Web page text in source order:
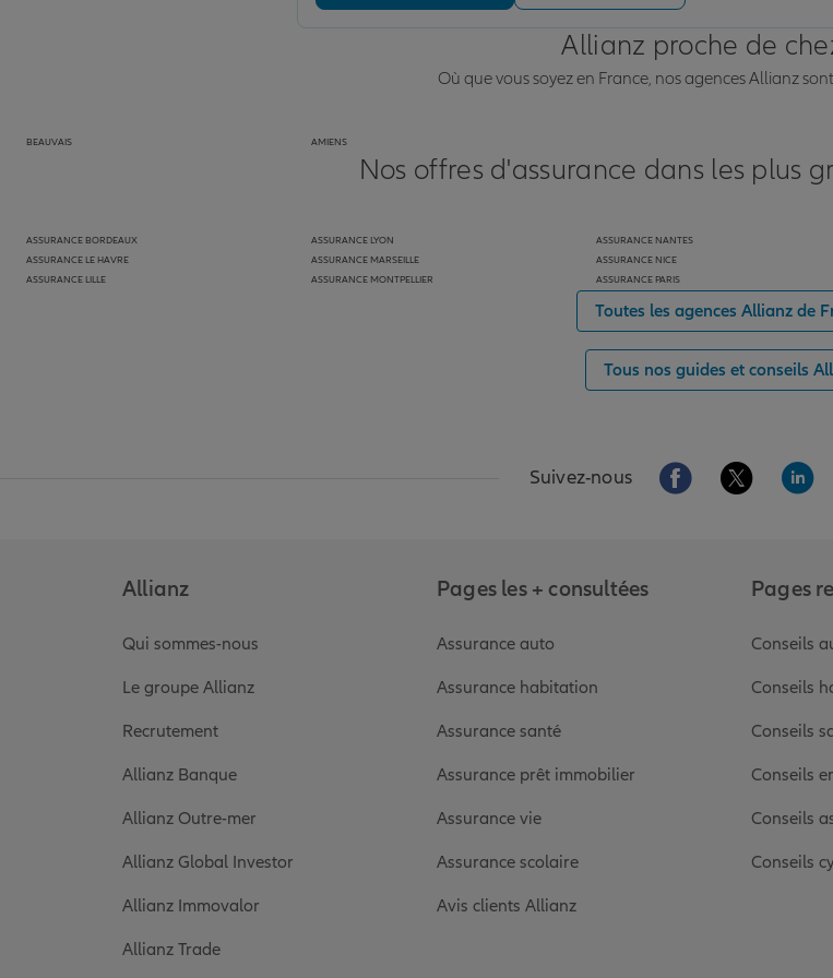
Allianz proche de
Où que vous soyez en France, nos agences Allianz
BEAUVAIS AMIENS
Nos offres d'assurance dans les plus
ASSURANCE BORDEAUX
ASSURANCE LE HAVRE
ASSURANCE LILLE
ASSURANCE LYON
ASSURANCE MARSEILLE
ASSURANCE MONTPELLIER
ASSURANCE NANTES
ASSURANCE NICE
ASSURANCE PARIS
Toutes les agences Allianz de
Tous nos guides et conseils
Suivez-nous Aller sur la page
Aller sur la
Allianz
Qui sommes-nous
Le groupe Allianz
Recrutement
Allianz Banque
Allianz Outre-mer
Allianz Global Investor
Allianz Immovalor
Allianz Trade
Pages les + consultées
Assurance auto
Assurance habitation
Assurance santé
Assurance prêt immobilier
Assurance vie
Assurance scolaire
Avis clients Allianz
Pages
Conseils
Conseils
Conseils
Conseils
Conseils
Conseils